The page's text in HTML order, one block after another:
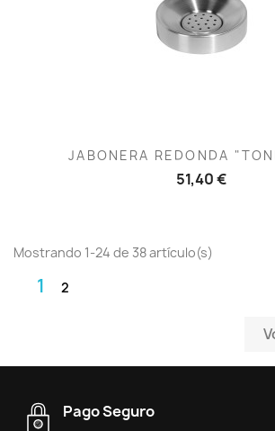
JABONERA REDONDA
51,40 €
Mostrando 1-24 de 38 artículo(s)
1 2
Pago Seguro